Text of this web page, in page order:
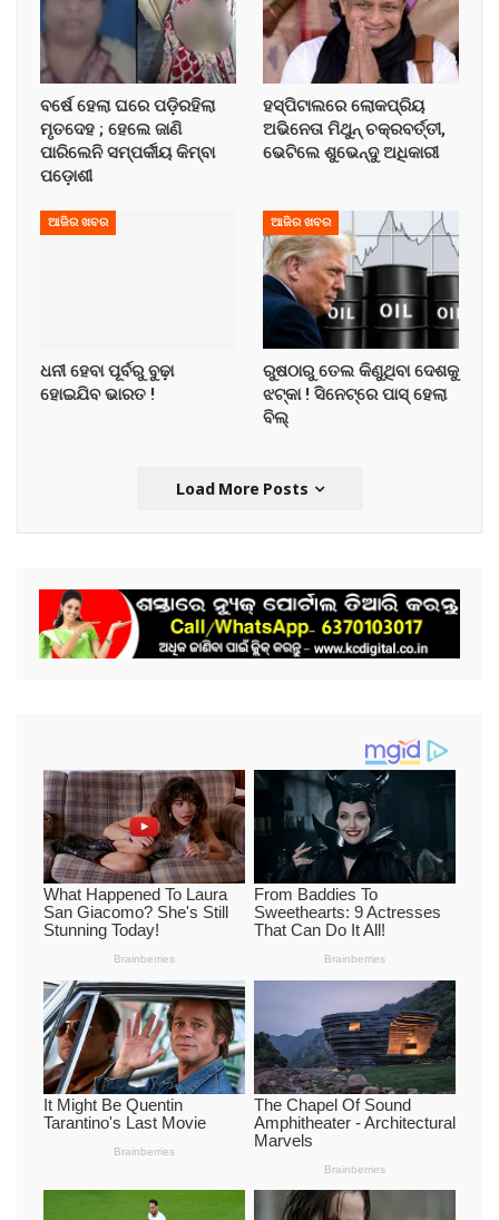
ବର୍ଷେ ହେଲା ଘରେ ପଡ଼ିରହିଲା
ମୃତଦେହ ; ହେଲେ ଜାଣି
ପାରିଲେନି ସମ୍ପର୍କୀୟ କିମ୍ବା
ପଡ଼ୋଶୀ
ହସ୍ପିଟାଲରେ ଲୋକପ୍ରିୟ
ଅଭିନେତା ମିଥୁନ୍ ଚକ୍ରବର୍ତ୍ତୀ,
ଭେଟିଲେ ଶୁଭେନ୍ଦୁ ଅଧିକାରୀ
ଆଜିର ଖବର
ଧନୀ ହେବା ପୂର୍ବରୁ ବୁଢ଼ା
ହୋଇଯିବ ଭାରତ !
ଆଜିର ଖବର
ରୁଷଠାରୁ ତେଲ କିଣୁଥିବା ଦେଶକୁ
ଝଟ୍‌କା ! ସିନେଟ୍‌ରେ ପାସ୍ ହେଲା
ବିଲ୍
Load More Posts